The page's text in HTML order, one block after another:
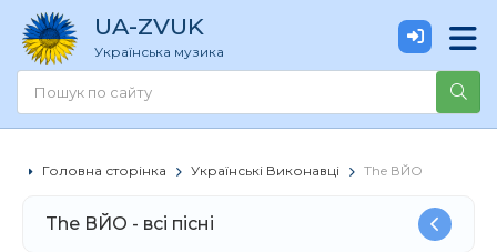
UA-ZVUK
Українська музика
Головна сторінка Українські Виконавці The ВЙО
The ВЙО - всі пісні